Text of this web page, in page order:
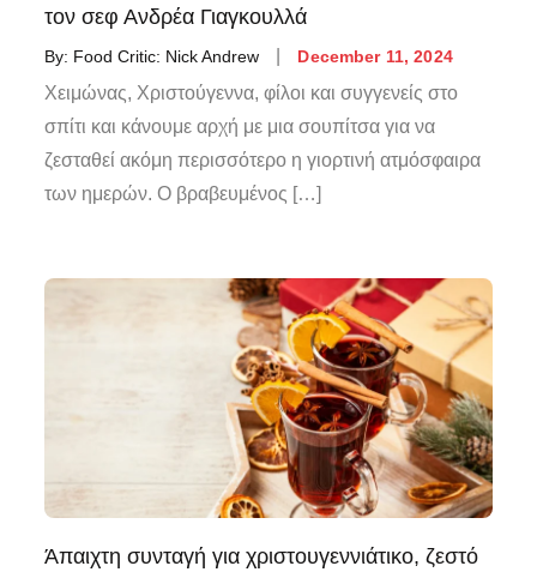
τον σεφ Ανδρέα Γιαγκουλλά
By: Food Critic: Nick Andrew December 11, 2024
Χειμώνας, Χριστούγεννα, φίλοι και συγγενείς στο
σπίτι και κάνουμε αρχή με μια σουπίτσα για να
ζεσταθεί ακόμη περισσότερο η γιορτινή ατμόσφαιρα
των ημερών. Ο βραβευμένος […]
Άπαιχτη συνταγή για χριστουγεννιάτικο, ζεστό